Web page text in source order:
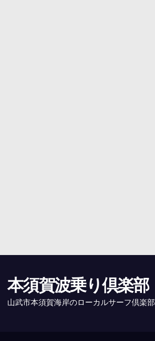
本須賀波乗り倶楽部
山武市本須賀海岸のローカルサーフ倶楽部